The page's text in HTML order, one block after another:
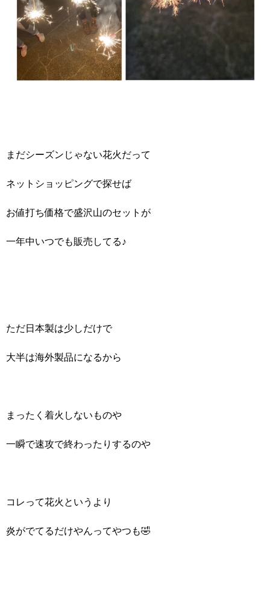
まだシーズンじゃない花火だって
ネットショッピングで探せば
お値打ち価格で盛沢山のセットが
一年中いつでも販売してる♪
ただ日本製は少しだけで
大半は海外製品になるから
まったく着火しないものや
一瞬で速攻で終わったりするのや
コレって花火というより
炎がでてるだけやんってやつも🤣